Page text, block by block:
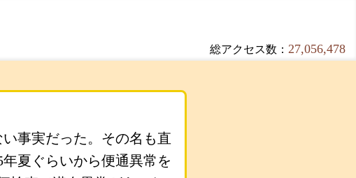
総アクセス数： 27,056,478
事実だった。その名も直
夏ぐらいから便通異常を